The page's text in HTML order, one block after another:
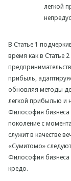
легкой
В Статье 1
время как в Статье
прибыль,
обновляя методы
легкой прибылью и
Философия
поколение с
служит в качестве
«Сумитомо»
Философия бизнеса
кредо.